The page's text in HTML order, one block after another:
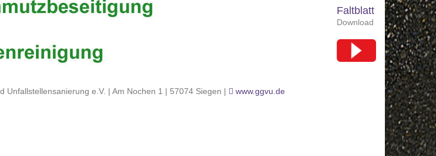
e.V. | Am Nochen 1 | 57074 Siegen | www.ggvu.de
Faltblatt
Download